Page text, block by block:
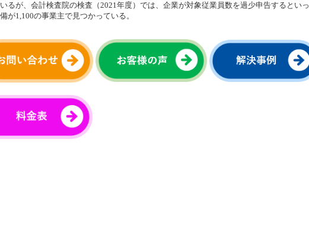
るが、会計検査院の検査（2021年度）では、企業が対象従業員数を過少申告するといっ
が1,100の事業主で見つかっている。